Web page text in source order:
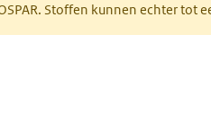
Stoffen kunnen echter